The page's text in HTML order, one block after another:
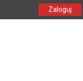
Zaloguj